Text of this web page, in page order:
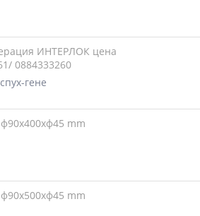
ИНТЕРЛОК цена
0884333260
гене
mm
mm